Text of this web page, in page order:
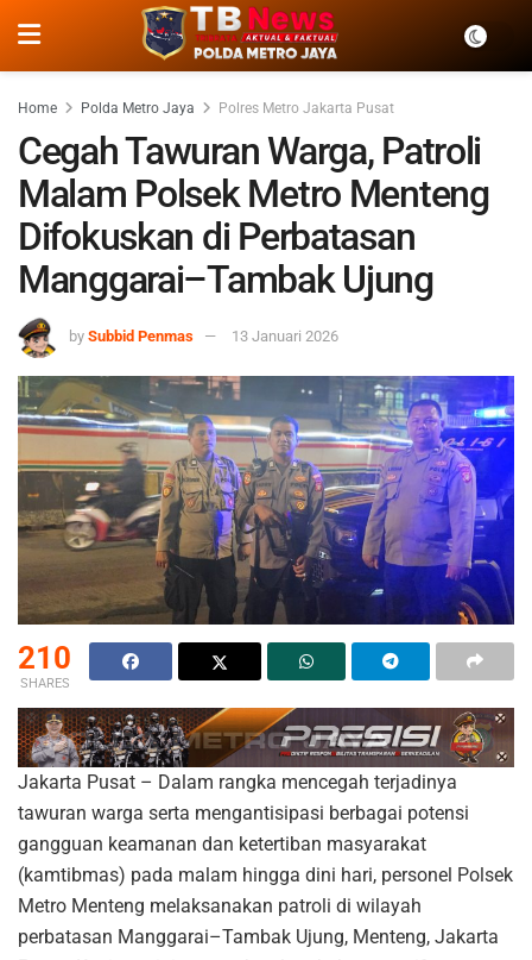
Home Polda Metro Jaya Polres Metro Jakarta Pusat
Cegah Tawuran Warga, Patroli
Malam Polsek Metro Menteng
Difokuskan di Perbatasan
Manggarai–Tambak Ujung
by Subbid Penmas 13 Januari 2026
210
SHARES
Jakarta Pusat – Dalam rangka mencegah terjadinya
tawuran warga serta mengantisipasi berbagai potensi
gangguan keamanan dan ketertiban masyarakat
(kamtibmas) pada malam hingga dini hari, personel Polsek
Metro Menteng melaksanakan patroli di wilayah
perbatasan Manggarai–Tambak Ujung, Menteng, Jakarta